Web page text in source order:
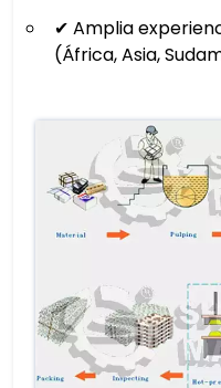
✔ Amplia
(África, Asia,